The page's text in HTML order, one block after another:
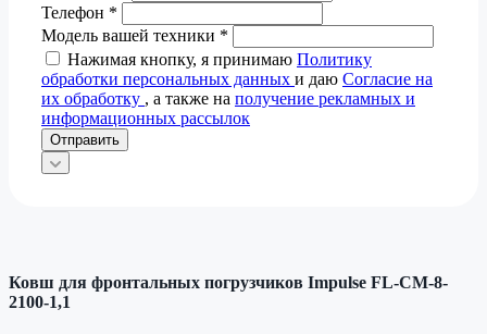
Телефон *
Модель вашей техники *
Нажимая кнопку, я принимаю Политику
обработки персональных данных и даю Согласие на
их обработку , а также на получение рекламных и
информационных рассылок
Отправить
Ковш для фронтальных погрузчиков Impulse FL-CM-8-
2100-1,1